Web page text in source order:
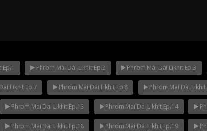
Nakha Ep.14 Mani Nakha Ep.13
Phrom Mai Dai Likhit Ep.2 Phrom Mai Dai Likhit Ep.3
Likhit Ep.7 Phrom Mai Dai Likhit Ep.8 Phrom Mai Dai Likhit
Phrom Mai Dai Likhit Ep.13 Phrom Mai Dai Likhit Ep.14
Phrom Mai Dai Likhit Ep.18 Phrom Mai Dai Likhit Ep.19